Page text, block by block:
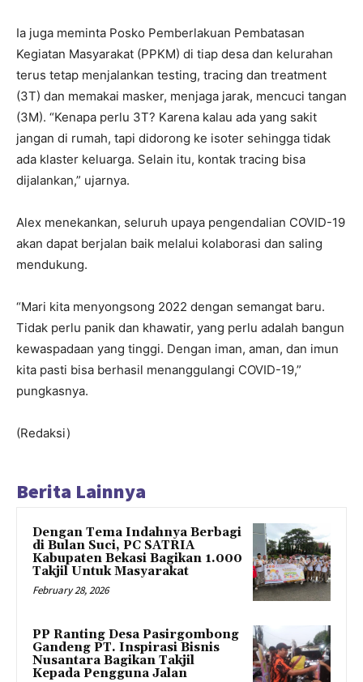
Ia juga meminta Posko Pemberlakuan Pembatasan
Kegiatan Masyarakat (PPKM) di tiap desa dan kelurahan
terus tetap menjalankan testing, tracing dan treatment
(3T) dan memakai masker, menjaga jarak, mencuci tangan
(3M). “Kenapa perlu 3T? Karena kalau ada yang sakit
jangan di rumah, tapi didorong ke isoter sehingga tidak
ada klaster keluarga. Selain itu, kontak tracing bisa
dijalankan,” ujarnya.
Alex menekankan, seluruh upaya pengendalian COVID-19
akan dapat berjalan baik melalui kolaborasi dan saling
mendukung.
“Mari kita menyongsong 2022 dengan semangat baru.
Tidak perlu panik dan khawatir, yang perlu adalah bangun
kewaspadaan yang tinggi. Dengan iman, aman, dan imun
kita pasti bisa berhasil menanggulangi COVID-19,”
pungkasnya.
(Redaksi)
Berita Lainnya
Dengan Tema Indahnya Berbagi
di Bulan Suci, PC SATRIA
Kabupaten Bekasi Bagikan 1.000
Takjil Untuk Masyarakat
February 28, 2026
PP Ranting Desa Pasirgombong
Gandeng PT. Inspirasi Bisnis
Nusantara Bagikan Takjil
Kepada Pengguna Jalan